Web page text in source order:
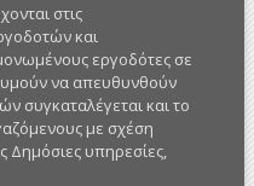
στις
και
εργοδότες σε
να απευθυνθούν
συγκαταλέγεται και το
με σχέση
Δημόσιες υπηρεσίες,